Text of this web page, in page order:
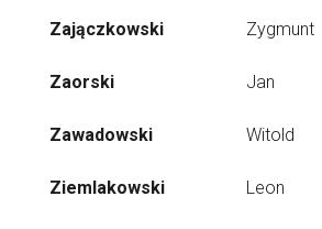
Zajączkowski Zygmunt
Zaorski Jan
Zawadowski Witold
Ziemlakowski Leon